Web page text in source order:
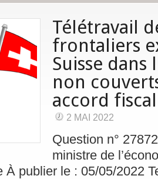
Télétravail
frontaliers
Suisse dans
non
accord fiscal
2 MAI 2022
Question n°
ministre de
À publier le : 05/05/2022